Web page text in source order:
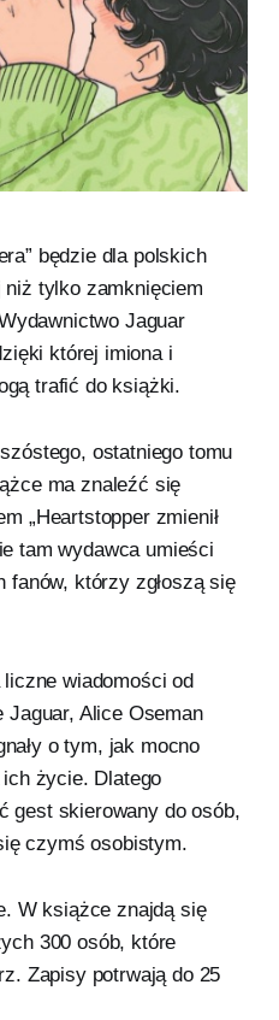
będzie dla polskich
tylko zamknięciem
Jaguar
której imiona i
trafić do książki.
ostatniego tomu
ma znaleźć się
„Heartstopper zmienił
tam wydawca umieści
fanów, którzy zgłoszą się
wiadomości od
Alice Oseman
o tym, jak mocno
ich życie. Dlatego
gest skierowany do osób,
czymś osobistym.
W książce znajdą się
300 osób, które
Zapisy potrwają do 25